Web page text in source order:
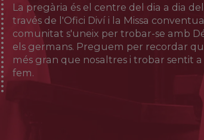
La pregària és el centre del dia a dia
través de l'Ofici Diví i la Missa
comunitat s'uneix per trobar-se amb
els germans. Preguem per recordar
més gran que nosaltres i trobar sentit
fem.